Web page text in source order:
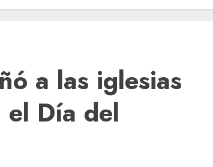
a las iglesias
el Día del